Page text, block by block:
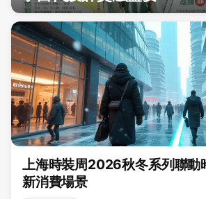
上海時裝周2026秋冬系列聯動
新消費場景